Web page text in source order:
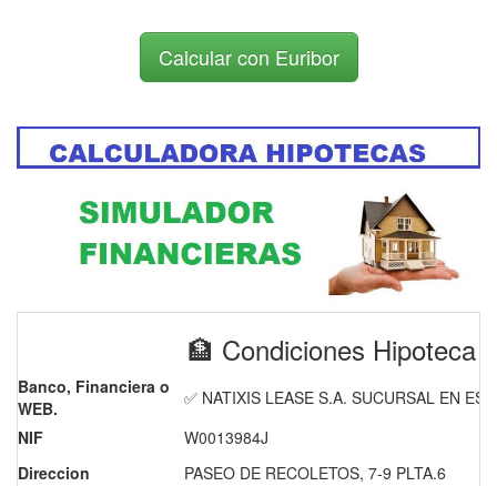
Calcular con Euribor
🏦 Condiciones Hipoteca
Banco, Financiera o
WEB.
✅ NATIXIS LEASE S.A. SUCURSAL EN
NIF
W0013984J
Direccion
PASEO DE RECOLETOS, 7-9 PLTA.6